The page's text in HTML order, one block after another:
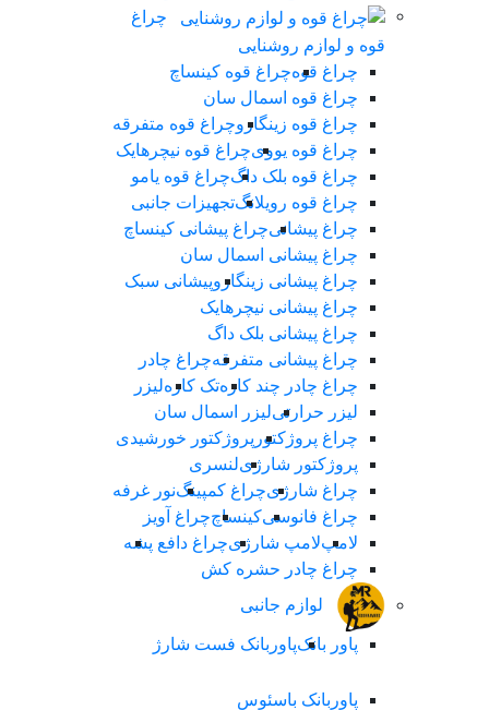
چراغ
قوه و لوازم روشنایی
چراغ قوهچراغ قوه کینساچ
چراغ قوه اسمال سان
چراغ قوه زینگاروچراغ قوه متفرقه
چراغ قوه یوویچراغ قوه نیچرهایک
چراغ قوه بلک‌ داگچراغ قوه یامو
چراغ قوه رویلانگتجهیزات جانبی
چراغ پیشانیچراغ پیشانی کینساچ
چراغ پیشانی اسمال سان
چراغ پیشانی زینگاروپیشانی سبک
چراغ پیشانی نیچرهایک
چراغ پیشانی بلک داگ
چراغ پیشانی متفرقهچراغ چادر
چراغ چادر چند کارهتک کارهلیزر
لیزر حرارتیلیزر اسمال سان
چراغ پروژکتور پروژکتور خورشیدی
پروژکتور شارژیلنسری
چراغ شارژیچراغ کمپینگنور غرفه
چراغ فانوسیکینساچچراغ آویز
لامپلامپ شارژیچراغ دافع پشه
چراغ چادر حشره کش
لوازم جانبی
پاور بانکپاوربانک فست شارژ
پاوربانک باسئوس